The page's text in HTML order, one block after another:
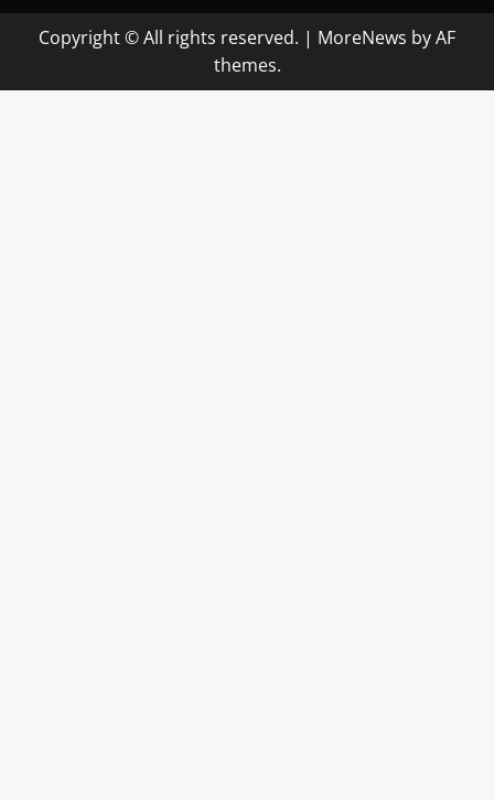
Copyright © All rights reserved. | MoreNews by AF
themes.